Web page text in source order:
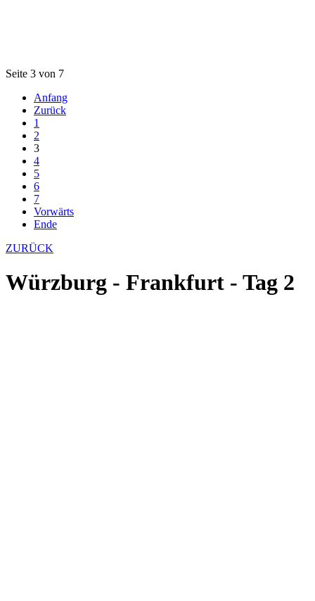
Seite 3 von 7
Anfang
Zurück
1
2
3
4
5
6
7
Vorwärts
Ende
ZURÜCK
Würzburg - Frankfurt - Tag 2